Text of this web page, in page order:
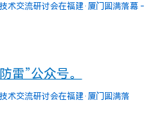
术交流研讨会在福建·厦门圆满落幕 -
雷”公众号。
术交流研讨会在福建·厦门圆满落